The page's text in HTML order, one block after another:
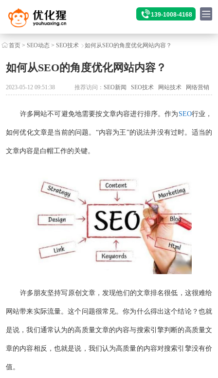
139-1008-4168
首页> SEO动态> SEO技术 如何从SEO的角度优化网站内容？
如何从SEO的角度优化网站内容？
2023-05-12 09:51:38 推荐访问：SEO新闻 SEO技术 网站技术 网络营销
许多网站不可避免地需要按文章内容进行排序。作为SEO行业，
如何优化文章是当前的问题。“内容为王”的说法并没有过时。适当的
文章内容是白帽工作的关键。
许多朋友坚持写原创文章，发现他们的文章排名很低，这很难给
网站带来实际流量。这个问题很常见。你为什么得出这个结论？也就
是说，我们通常认为的高质量文章的内容与搜索引擎判断的高质量文
章的内容相反，也就是说，我们认为高质量的内容对搜索引擎没有价
值。